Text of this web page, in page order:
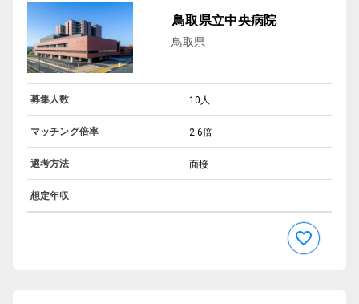
鳥取県立中央病院
鳥取県
募集人数 10人
マッチング倍率 2.6倍
選考方法 面接
想定年収 -